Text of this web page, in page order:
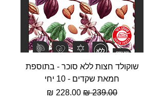
שוקולד חצות ללא סוכר - בתוספת
חמאת שקדים - 10 יחי
מחיר רגיל מחיר מבצע